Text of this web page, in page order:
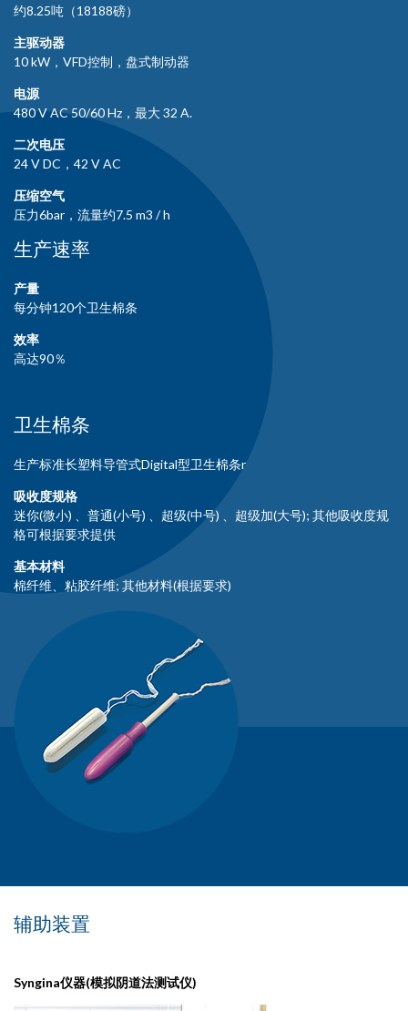
约8.25吨（18188磅）
主驱动器
10 kW，VFD控制，盘式制动器
电源
480 V AC 50/60 Hz，最大 32 A.
二次电压
24 V DC，42 V AC
压缩空气
压力6bar，流量约7.5 m3 / h
生产速率
产量
每分钟120个卫生棉条
效率
高达90％
卫生棉条
生产标准长塑料导管式Digital型卫生棉条r
吸收度规格
迷你(微小) 、普通(小号) 、超级(中号) 、超级加(大号); 其他吸收度规
格可根据要求提供
基本材料
棉纤维、粘胶纤维; 其他材料(根据要求)
辅助装置
Syngina仪器(模拟阴道法测试仪)